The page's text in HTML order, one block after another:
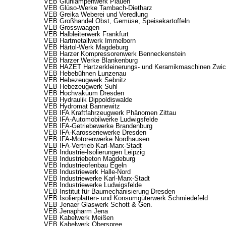
VEB Glüso-Werke Tambach-Dietharz
VEB Greika Weberei und Veredlung
VEB Großhandel Obst, Gemüse, Speisekartoffeln
VEB Grosswaagen
VEB Halbleiterwerk Frankfurt
VEB Hartmetallwerk Immelborn
VEB Härtol-Werk Magdeburg
VEB Harzer Kompressorenwerk Benneckenstein
VEB Harzer Werke Blankenburg
VEB HAZET Hartzerkleinerungs- und Keramikmaschinen
VEB Hebebühnen Lunzenau
VEB Hebezeugwerk Sebnitz
VEB Hebezeugwerk Suhl
VEB Hochvakuum Dresden
VEB Hydraulik Dippoldiswalde
VEB Hydromat Bannewitz
VEB IFA Kraftfahrzeugwerk Phänomen Zittau
VEB IFA-Automobilwerke Ludwigsfelde
VEB IFA-Getriebewerke Brandenburg
VEB IFA-Karosseriewerke Dresden
VEB IFA-Motorenwerke Nordhausen
VEB IFA-Vertrieb Karl-Marx-Stadt
VEB Industrie-Isolierungen Leipzig
VEB Industriebeton Magdeburg
VEB Industrieofenbau Egeln
VEB Industriewerk Halle-Nord
VEB Industriewerke Karl-Marx-Stadt
VEB Industriewerke Ludwigsfelde
VEB Institut für Baumechanisierung Dresden
VEB Isolierplatten- und Konsumgüterwerk Schmiedefeld
VEB Jenaer Glaswerk Schott & Gen.
VEB Jenapharm Jena
VEB Kabelwerk Meißen
VEB Kabelwerk Oberspree